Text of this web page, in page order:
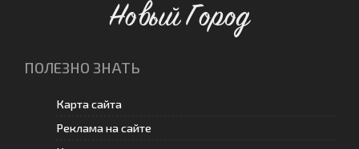
Новый Город
ПОЛЕЗНО ЗНАТЬ
Карта сайта
Реклама на сайте